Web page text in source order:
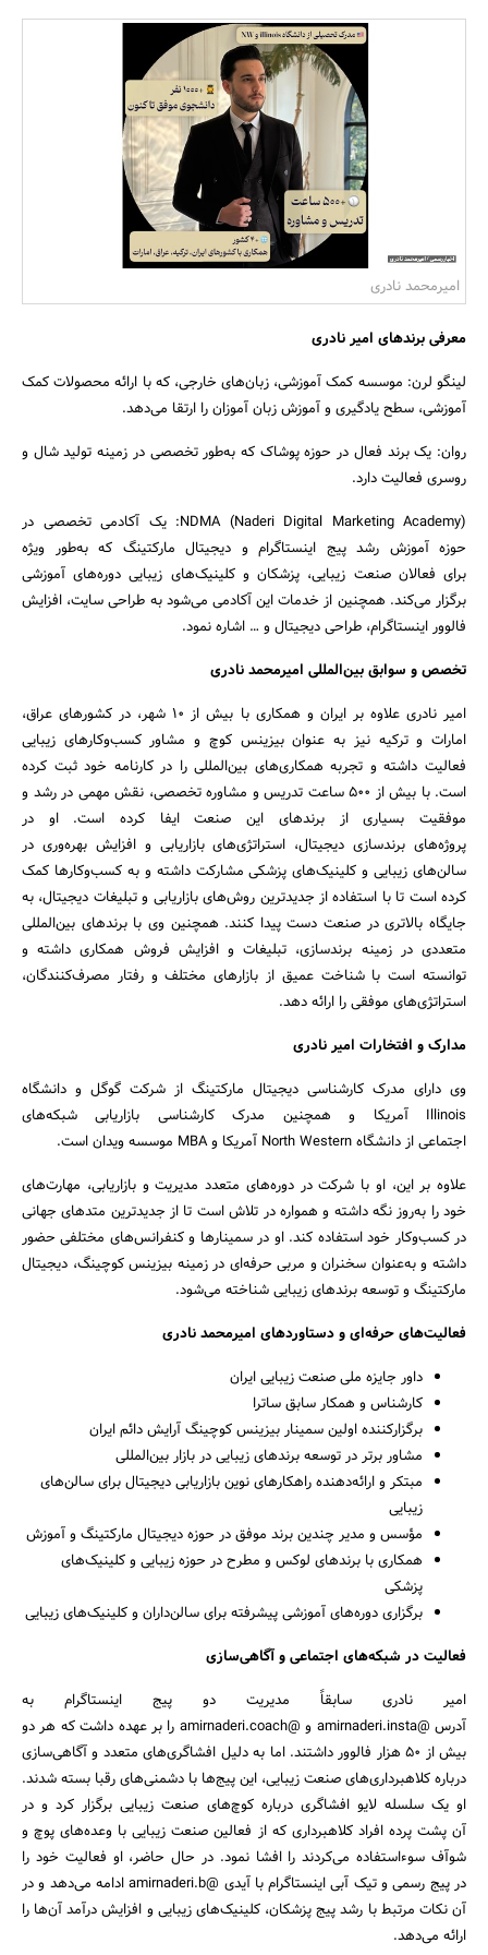
بانک، بیمه و سرمایه
مسکن و ساختمان
جستجو
امیرمحمد نادری
معرفی برندهای امیر نادری
لینگو لرن: موسسه کمک آموزشی، زبان‌های خارجی، که با ارائه محصولات کمک
آموزشی، سطح یادگیری و آموزش زبان آموزان را ارتقا می‌دهد.
روان: یک برند فعال در حوزه پوشاک که به‌طور تخصصی در زمینه تولید شال و
روسری فعالیت دارد.
NDMA (Naderi Digital Marketing Academy): یک آکادمی تخصصی در
حوزه آموزش رشد پیج اینستاگرام و دیجیتال مارکتینگ که به‌طور ویژه
برای فعالان صنعت زیبایی، پزشکان و کلینیک‌های زیبایی دوره‌های آموزشی
برگزار می‌کند. همچنین از خدمات این آکادمی می‌شود به طراحی سایت، افزایش
فالوور اینستاگرام، طراحی دیجیتال و … اشاره نمود.
تخصص و سوابق بین‌المللی امیرمحمد نادری
امیر نادری علاوه بر ایران و همکاری با بیش از 10 شهر، در کشورهای عراق،
امارات و ترکیه نیز به عنوان بیزینس کوچ و مشاور کسب‌وکارهای زیبایی
فعالیت داشته و تجربه همکاری‌های بین‌المللی را در کارنامه خود ثبت کرده
است. با بیش از ۵۰۰ ساعت تدریس و مشاوره تخصصی، نقش مهمی در رشد و
موفقیت بسیاری از برندهای این صنعت ایفا کرده است. او در
پروژه‌های برندسازی دیجیتال، استراتژی‌های بازاریابی و افزایش بهره‌وری در
سالن‌های زیبایی و کلینیک‌های پزشکی مشارکت داشته و به کسب‌وکارها کمک
کرده است تا با استفاده از جدیدترین روش‌های بازاریابی و تبلیغات دیجیتال، به
جایگاه بالاتری در صنعت دست پیدا کنند. همچنین وی با برندهای بین‌المللی
متعددی در زمینه برندسازی، تبلیغات و افزایش فروش همکاری داشته و
توانسته است با شناخت عمیق از بازارهای مختلف و رفتار مصرف‌کنندگان،
استراتژی‌های موفقی را ارائه دهد.
مدارک و افتخارات امیر نادری
وی دارای مدرک کارشناسی دیجیتال مارکتینگ از شرکت گوگل و دانشگاه
Illinois آمریکا و همچنین مدرک کارشناسی بازاریابی شبکه‌های
اجتماعی از دانشگاه North Western آمریکا و MBA موسسه ویدان است.
علاوه بر این، او با شرکت در دوره‌های متعدد مدیریت و بازاریابی، مهارت‌های
خود را به‌روز نگه داشته و همواره در تلاش است تا از جدیدترین متدهای جهانی
در کسب‌وکار خود استفاده کند. او در سمینارها و کنفرانس‌های مختلفی حضور
داشته و به‌عنوان سخنران و مربی حرفه‌ای در زمینه بیزینس کوچینگ، دیجیتال
مارکتینگ و توسعه برندهای زیبایی شناخته می‌شود.
فعالیت‌های حرفه‌ای و دستاوردهای امیرمحمد نادری
داور جایزه ملی صنعت زیبایی ایران
کارشناس و همکار سابق ساترا
برگزارکننده اولین سمینار بیزینس کوچینگ آرایش دائم ایران
مشاور برتر در توسعه برندهای زیبایی در بازار بین‌المللی
مبتکر و ارائه‌دهنده راهکارهای نوین بازاریابی دیجیتال برای سالن‌های
زیبایی
مؤسس و مدیر چندین برند موفق در حوزه دیجیتال مارکتینگ و آموزش
همکاری با برندهای لوکس و مطرح در حوزه زیبایی و کلینیک‌های
پزشکی
برگزاری دوره‌های آموزشی پیشرفته برای سالن‌داران و کلینیک‌های زیبایی
فعالیت در شبکه‌های اجتماعی و آگاهی‌سازی
امیر نادری سابقاً مدیریت دو پیج اینستاگرام به
آدرس @amirnaderi.insta و @amirnaderi.coach را بر عهده داشت که هر دو
بیش از ۵۰ هزار فالوور داشتند. اما به دلیل افشاگری‌های متعدد و آگاهی‌سازی
درباره کلاهبرداری‌های صنعت زیبایی، این پیج‌ها با دشمنی‌های رقبا بسته شدند.
او یک سلسله لایو افشاگری درباره کوچ‌های صنعت زیبایی برگزار کرد و در
آن پشت پرده افراد کلاهبرداری که از فعالین صنعت زیبایی با وعده‌های پوچ و
شوآف سوءاستفاده می‌کردند را افشا نمود. در حال حاضر، او فعالیت خود را
در پیج رسمی و تیک آبی اینستاگرام با آیدی @amirnaderi.b ادامه می‌دهد و در
آن نکات مرتبط با رشد پیج پزشکان، کلینیک‌های زیبایی و افزایش درآمد آن‌ها را
ارائه می‌دهد.